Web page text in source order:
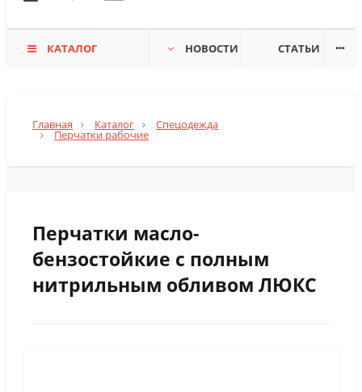
КАТАЛОГ НОВОСТИ СТАТЬИ
Главная Каталог Спецодежда
Перчатки рабочие
Перчатки масло-
бензостойкие с полным
нитрильным обливом ЛЮКС